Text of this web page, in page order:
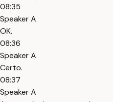
08:35
Speaker A
OK.
08:36
Speaker A
Certo.
08:37
Speaker A